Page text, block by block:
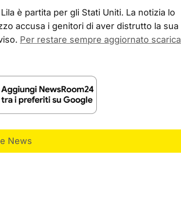
è partita per gli Stati Uniti. La notizia lo
accusa i genitori di aver distrutto la sua
Per restare sempre aggiornato scarica
News